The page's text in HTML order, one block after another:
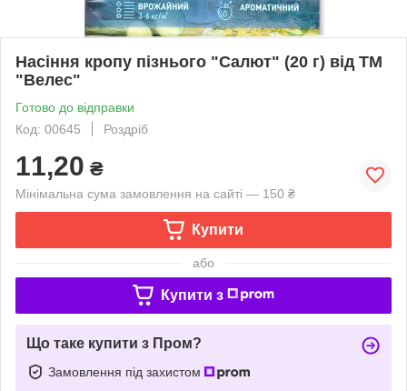
Насіння кропу пізнього "Салют" (20 г) від ТМ
"Велес"
Готово до відправки
Код: 00645
Роздріб
11,20 ₴
Мінімальна сума замовлення на сайті — 150 ₴
Купити
або
Купити з
Що таке купити з Пром?
Замовлення під захистом